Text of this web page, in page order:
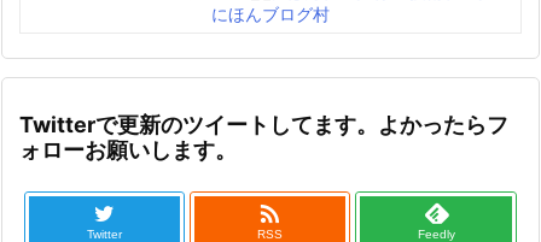
にほんブログ村
Twitterで更新のツイートしてます。よかったらフ
ォローお願いします。
Twitter

RSS Feedly